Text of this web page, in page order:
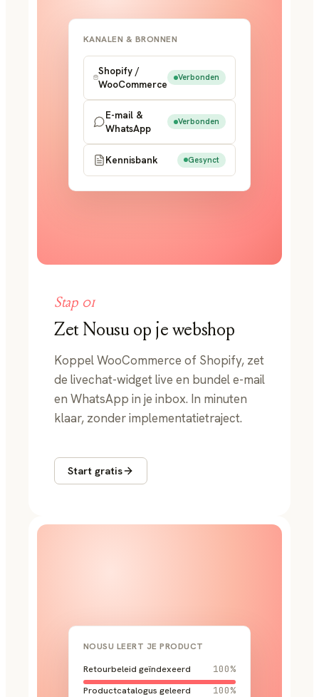
KANALEN & BRONNEN
Shopify /
WooCommerce
Verbonden
E-mail &
WhatsApp
Verbonden
Kennisbank Gesynct
Stap 01
Zet Nousu op je webshop
Koppel WooCommerce of Shopify, zet
de livechat-widget live en bundel e-mail
en WhatsApp in je inbox. In minuten
klaar, zonder implementatietraject.
Start gratis
NOUSU LEERT JE PRODUCT
Retourbeleid geïndexeerd 100%
Productcatalogus geleerd
100%